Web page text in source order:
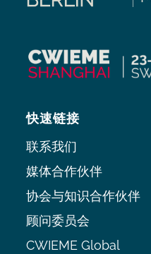
快速链接
联系我们
媒体合作伙伴
协会与知识合作伙伴
顾问委员会
CWIEME Global